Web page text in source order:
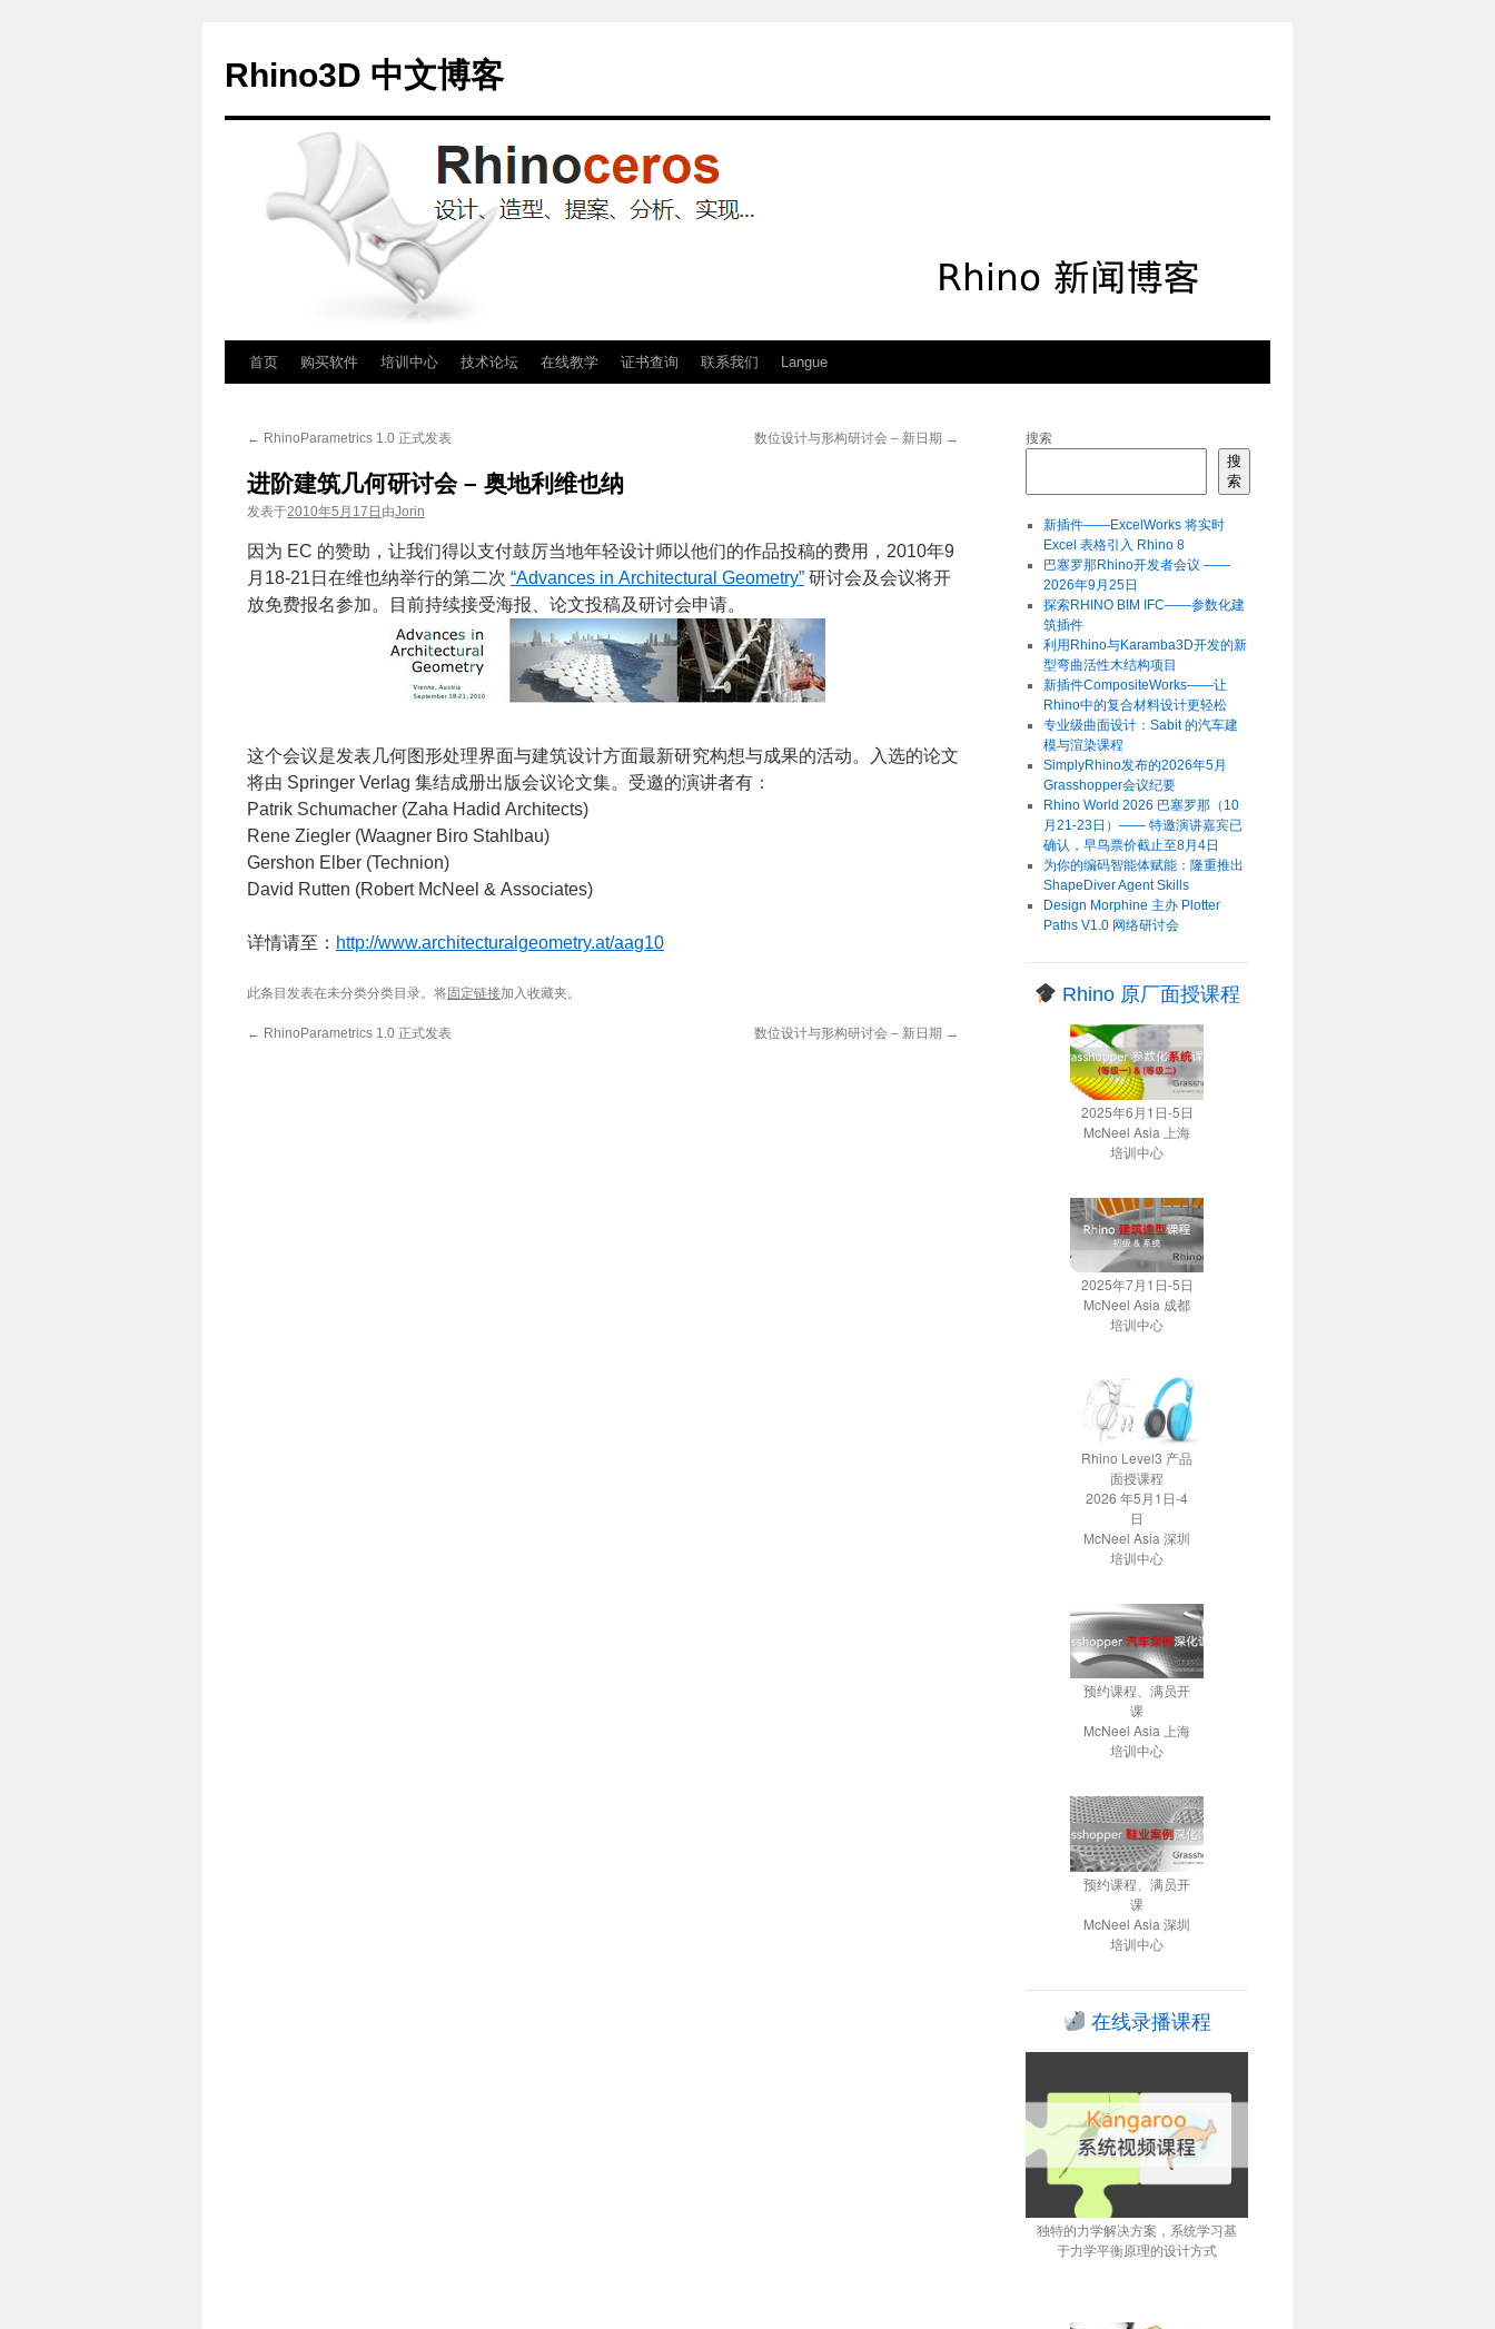
Rhino3D 中文博客
文
首页 购买软件 培训中心 技术论坛 在线教学 证书查询 联系我们 Langue
← RhinoParametrics 1.0 正式发表 数位设计与形构研讨会 – 新日期 →
进阶建筑几何研讨会 – 奥地利维也纳
发表于2010年5月17日 由Jorin
因为 EC 的赞助，让我们得以支付鼓厉当地年轻设计师以他们的作品投稿的费用，2010年9
月18-21日在维也纳举行的第二次 “Advances in Architectural Geometry” 研讨会及会议将开
放免费报名参加。目前持续接受海报、论文投稿及研讨会申请。
这个会议是发表几何图形处理界面与建筑设计方面最新研究构想与成果的活动。入选的论文
将由 Springer Verlag 集结成册出版会议论文集。受邀的演讲者有：
Patrik Schumacher (Zaha Hadid Architects)
Rene Ziegler (Waagner Biro Stahlbau)
Gershon Elber (Technion)
David Rutten (Robert McNeel & Associates)
详情请至： http://www.architecturalgeometry.at/aag10
此条目发表在未分类分类目录。将固定链接加入收藏夹。
← RhinoParametrics 1.0 正式发表 数位设计与形构研讨会 – 新日期 →
搜索
搜
索
新插件——ExcelWorks 将实时
Excel 表格引入 Rhino 8
巴塞罗那Rhino开发者会议 ——
2026年9月25日
探索RHINO BIM IFC——参数化建
筑插件
利用Rhino与Karamba3D开发的新
型弯曲活性木结构项目
新插件CompositeWorks——让
Rhino中的复合材料设计更轻松
专业级曲面设计：Sabit 的汽车建
模与渲染课程
SimplyRhino发布的2026年5月
Grasshopper会议纪要
Rhino World 2026 巴塞罗那（10
月21-23日）—— 特邀演讲嘉宾已
确认，早鸟票价截止至8月4日
为你的编码智能体赋能：隆重推出
ShapeDiver Agent Skills
Design Morphine 主办 Plotter
Paths V1.0 网络研讨会
Rhino 原厂面授课程
2025年6月1日-5日
McNeel Asia 上海
培训中心
2025年7月1日-5日
McNeel Asia 成都
培训中心
Rhino Level3 产品
面授课程
2026 年5月1日-4
日
McNeel Asia 深圳
培训中心
预约课程、满员开
课
McNeel Asia 上海
培训中心
预约课程、满员开
课
McNeel Asia 深圳
培训中心
在线录播课程
独特的力学解决方案，系统学习基
于力学平衡原理的设计方式